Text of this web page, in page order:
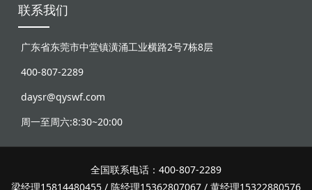
联系我们
广东省东莞市中堂镇潢涌工业横路2号7栋8层
400-807-2289
daysr@qyswf.com
周一至周六:8:30~20:00
全国联系电话：400-807-2289
梁经理15814480455 / 陈经理15362807067 / 黄经理15322880576